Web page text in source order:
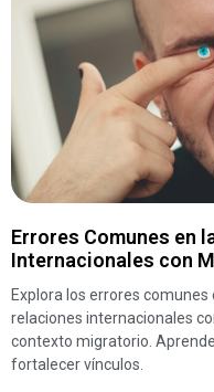
Errores Comunes en
Internacionales con
Explora los errores
relaciones internacionales
contexto migratorio.
fortalecer vínculos.